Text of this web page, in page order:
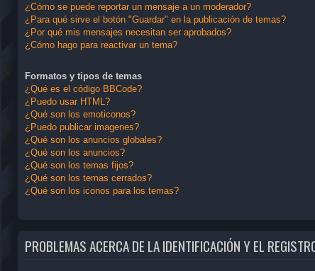
¿Cómo se puede reportar un mensaje a un moderador?
¿Para qué sirve el botón "Guardar" en la publicación de temas?
¿Por qué mis mensajes necesitan ser aprobados?
¿Cómo hago para reactivar un tema?
Formatos y tipos de temas
¿Qué es el código BBCode?
¿Puedo usar HTML?
¿Qué son los emoticonos?
¿Puedo publicar imagenes?
¿Qué son los anuncios globales?
¿Qué son los anuncios?
¿Qué son los temas fijos?
¿Qué son los temas cerrados?
¿Qué son los iconos para los temas?
PROBLEMAS ACERCA DE LA IDENTIFICACIÓN Y EL